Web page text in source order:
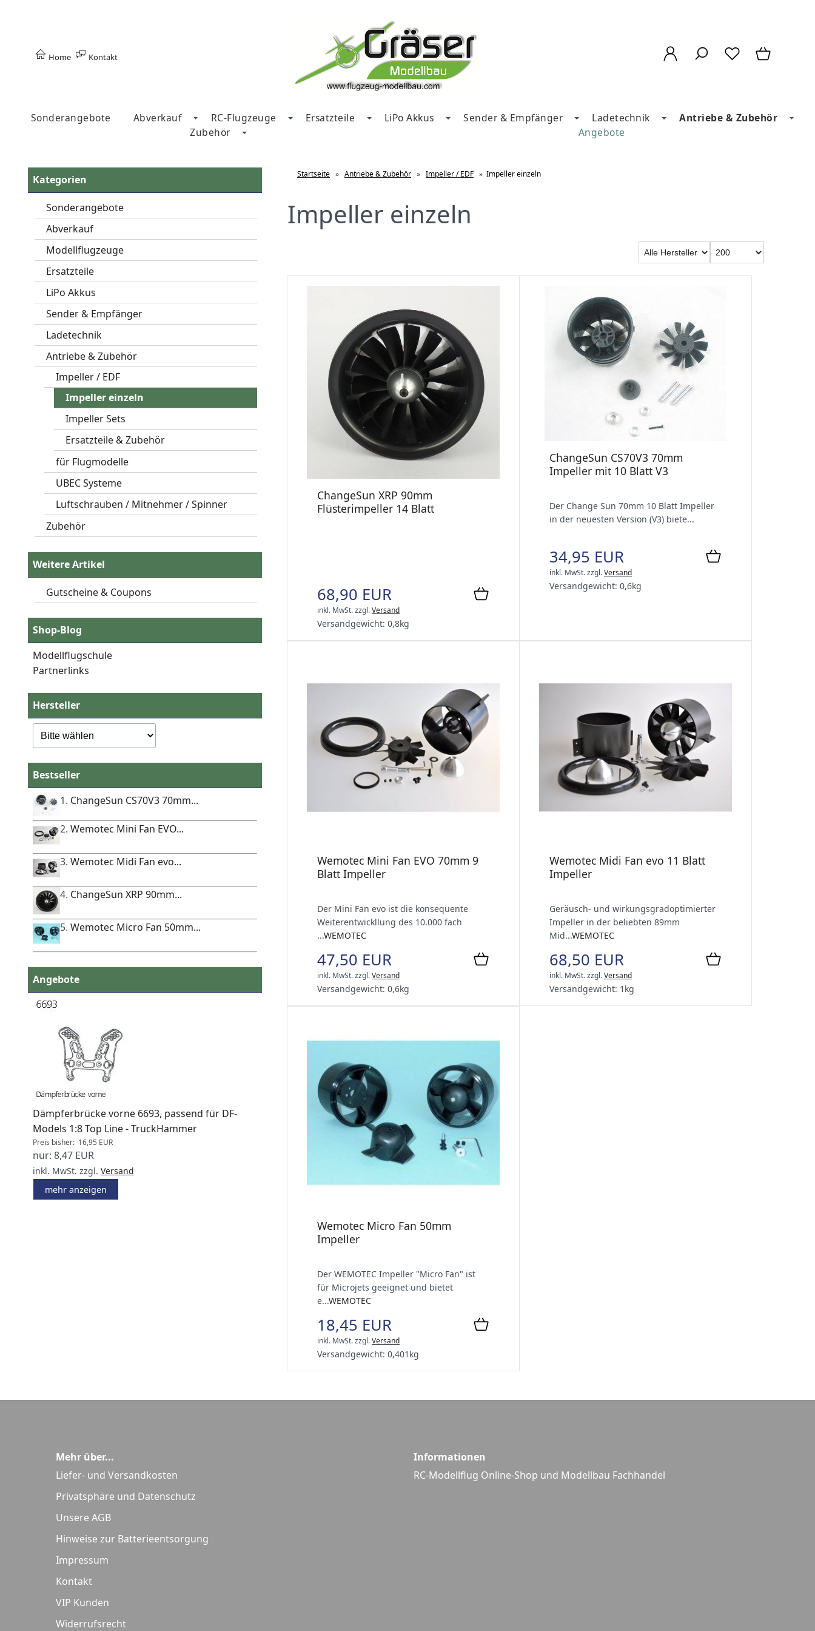
Home Kontakt
Sonderangebote Abverkauf RC-Flugzeuge Ersatzteile LiPo Akkus Sender & Empfänger Ladetechnik
Antriebe & Zubehör
Zubehör
Angebote
Kategorien
Sonderangebote
Abverkauf
Modellflugzeuge
Ersatzteile
LiPo Akkus
Sender & Empfänger
Ladetechnik
Antriebe & Zubehör
Impeller / EDF
Impeller einzeln
Impeller Sets
Ersatzteile & Zubehör
für Flugmodelle
UBEC Systeme
Luftschrauben / Mitnehmer / Spinner
Zubehör
Weitere Artikel
Gutscheine & Coupons
Shop-Blog
Modellflugschule
Partnerlinks
Hersteller
Bestseller
1. ChangeSun CS70V3 70mm...
2. Wemotec Mini Fan EVO...
3. Wemotec Midi Fan evo...
4. ChangeSun XRP 90mm...
5. Wemotec Micro Fan 50mm...
Angebote
Dämpferbrücke vorne 6693, passend für DF-
Models 1:8 Top Line - TruckHammer
Preis bisher: 16,95 EUR
nur: 8,47 EUR
inkl. MwSt. zzgl. Versand
mehr anzeigen
Startseite » Antriebe & Zubehör » Impeller / EDF » Impeller einzeln
Impeller einzeln
ChangeSun XRP 90mm
Flüsterimpeller 14 Blatt
68,90 EUR
inkl. MwSt.zzgl.Versand
Versandgewicht: 0,8kg
ChangeSun CS70V3 70mm
Impeller mit 10 Blatt V3
Der Change Sun 70mm 10 Blatt Impeller
in der neuesten Version (V3) biete...
34,95 EUR
inkl. MwSt.zzgl.Versand
Versandgewicht: 0,6kg
Wemotec Mini Fan EVO 70mm 9
Blatt Impeller
Der Mini Fan evo ist die konsequente
Weiterentwickllung des 10.000 fach
...WEMOTEC
47,50 EUR
inkl. MwSt.zzgl.Versand
Versandgewicht: 0,6kg
Wemotec Midi Fan evo 11 Blatt
Impeller
Geräusch- und wirkungsgradoptimierter
Impeller in der beliebten 89mm
Mid...WEMOTEC
68,50 EUR
inkl. MwSt.zzgl.Versand
Versandgewicht: 1 kg
Wemotec Micro Fan 50mm
Impeller
Der WEMOTEC Impeller "Micro Fan" ist
für Microjets geeignet und bietet
e...WEMOTEC
18,45 EUR
inkl. MwSt.zzgl.Versand
Versandgewicht: 0,401 kg
Mehr über...
Liefer- und Versandkosten
Privatsphäre und Datenschutz
Unsere AGB
Hinweise zur Batterieentsorgung
Impressum
Kontakt
VIP Kunden
Widerrufsrecht
Informationen
RC-Modellflug Online-Shop und Modellbau Fachhandel